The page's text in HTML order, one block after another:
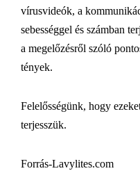
vírusvideók, a
sebességgel és számban
a megelőzésről szóló
tények.
Felelősségünk, hogy
terjesszük.
Forrás-Lavylites.com